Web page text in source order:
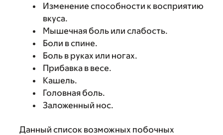
Изменение способности к восприятию
вкуса.
Мышечная боль или слабость.
Боли в спине.
Боль в руках или ногах.
Прибавка в весе.
Кашель.
Головная боль.
Заложенный нос.
Данный список возможных побочных